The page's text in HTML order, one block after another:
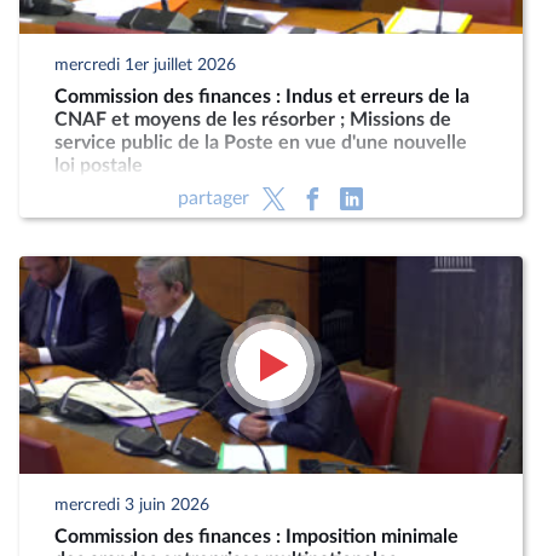
mercredi 1er juillet 2026
Commission des finances : Indus et erreurs de la
CNAF et moyens de les résorber ; Missions de
service public de la Poste en vue d'une nouvelle
loi postale
partager
mercredi 3 juin 2026
Commission des finances : Imposition minimale